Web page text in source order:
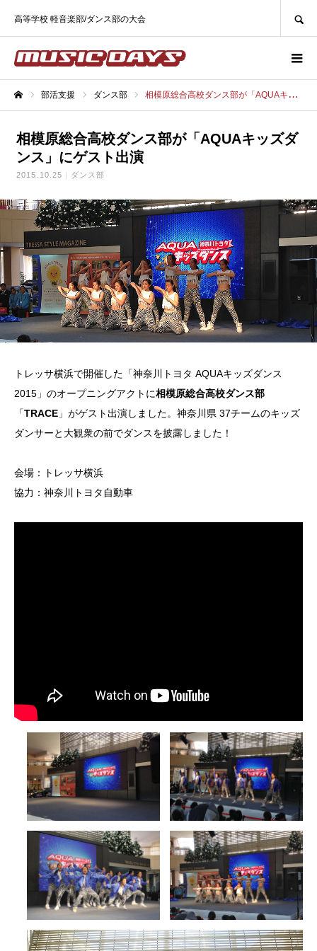
高等学校 軽音楽部/ダンス部の大会
部活支援 ダンス部 相模原総合高校ダンス部が「AQUAキッズダンス」にゲスト出演
相模原総合高校ダンス部が「AQUAキッズダ
ンス」にゲスト出演
2015.10.25 ダンス部
トレッサ横浜で開催した「神奈川トヨタ AQUAキッズダンス
2015」のオープニングアクトに相模原総合高校ダンス部
「TRACE 」がゲスト出演しました。神奈川県 37チームのキッズ
ダンサーと大観衆の前でダンスを披露しました！
会場：トレッサ横浜
協力：神奈川トヨタ自動車